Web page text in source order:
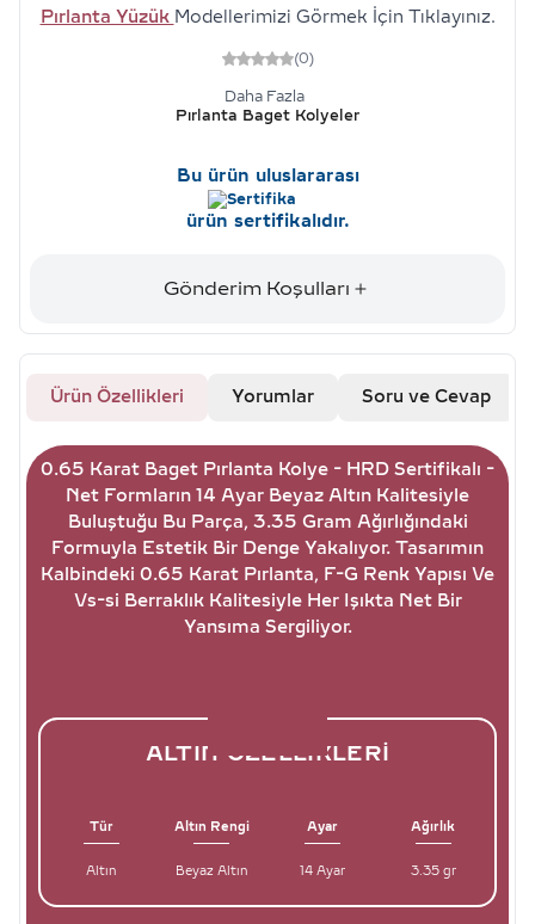
Pırlanta Yüzük Modellerimizi Görmek İçin Tıklayınız.
(0)
Daha Fazla
Pırlanta Baget Kolyeler
Bu ürün uluslararası
ürün sertifikalıdır.
Gönderim Koşulları
Ürün Özellikleri Yorumlar Soru ve Cevap
0.65 Karat Baget Pırlanta Kolye - HRD Sertifikalı -
Net Formların 14 Ayar Beyaz Altın Kalitesiyle
Buluştuğu Bu Parça, 3.35 Gram Ağırlığındaki
Formuyla Estetik Bir Denge Yakalıyor. Tasarımın
Kalbindeki 0.65 Karat Pırlanta, F-G Renk Yapısı Ve
Vs-si Berraklık Kalitesiyle Her Işıkta Net Bir
Yansıma Sergiliyor.
ALTIN ÖZELLIKLERI
Tür Altın Rengi Ayar Ağırlık
Altın Beyaz Altın 14 Ayar 3.35 gr